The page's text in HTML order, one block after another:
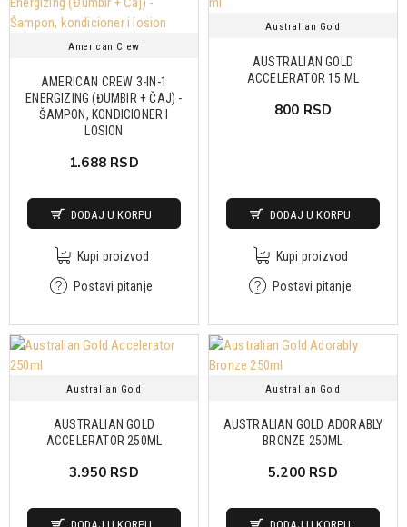
American Crew
AMERICAN CREW 3-IN-1
ENERGIZING (ĐUMBIR + ČAJ) -
ŠAMPON, KONDICIONER I
LOSION
1.688 RSD
DODAJ U KORPU
Kupi proizvod
Postavi pitanje
Australian Gold
AUSTRALIAN GOLD
ACCELERATOR 15 ML
800 RSD
DODAJ U KORPU
Kupi proizvod
Postavi pitanje
Australian Gold
AUSTRALIAN GOLD
ACCELERATOR 250ML
3.950 RSD
DODAJ U KORPU
Australian Gold
AUSTRALIAN GOLD ADORABLY
BRONZE 250ML
5.200 RSD
DODAJ U KORPU